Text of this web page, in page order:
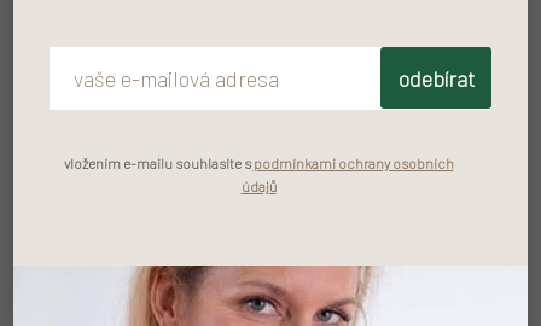
PŘIDAT DO KOŠÍKU
odebírat
vložením e-mailu souhlasíte s podmínkami ochrany osobních
údajů